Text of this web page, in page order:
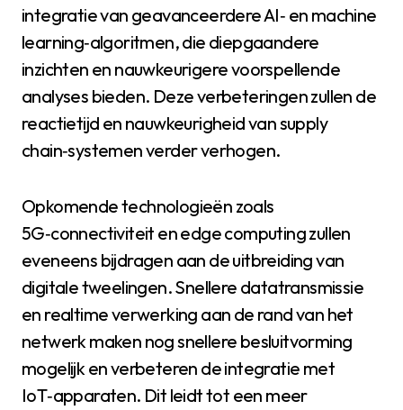
integratie van geavanceerdere AI‑ en machine
learning‑algoritmen, die diepgaandere
inzichten en nauwkeurigere voorspellende
analyses bieden. Deze verbeteringen zullen de
reactietijd en nauwkeurigheid van supply
chain‑systemen verder verhogen.
Opkomende technologieën zoals
5G‑connectiviteit en edge computing zullen
eveneens bijdragen aan de uitbreiding van
digitale tweelingen. Snellere datatransmissie
en realtime verwerking aan de rand van het
netwerk maken nog snellere besluitvorming
mogelijk en verbeteren de integratie met
IoT‑apparaten. Dit leidt tot een meer